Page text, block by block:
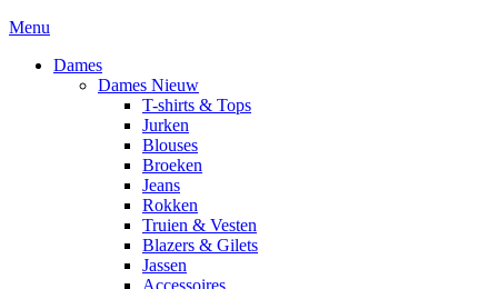
Menu
Dames
Dames Nieuw
T-shirts & Tops
Jurken
Blouses
Broeken
Jeans
Rokken
Truien & Vesten
Blazers & Gilets
Jassen
Accessoires